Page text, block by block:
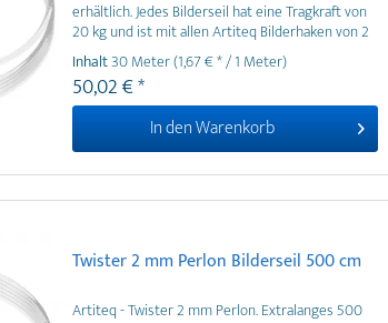
erhältlich. Jedes Bilderseil hat eine Tragkraft von
20 kg und ist mit allen Artiteq Bilderhaken von 2
bis 20 kg Traglast verwendbar.
Inhalt30 Meter(1,67 € * / 1 Meter)
50,02 € *
In denWarenkorb
Twister 2 mm Perlon Bilderseil 500 cm
Artiteq - Twister 2 mm Perlon. Extralanges 500